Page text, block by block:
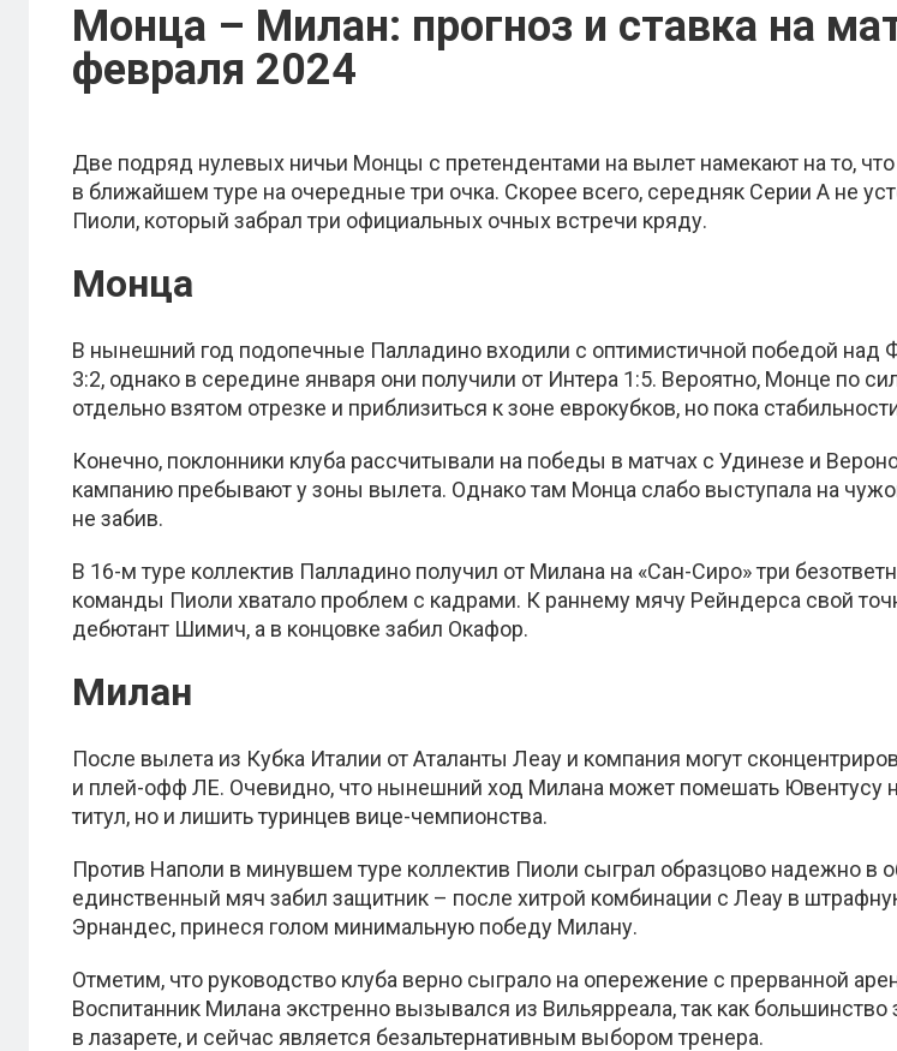
Монца – Милан: прогноз и ставка на
февраля 2024
Две подряд нулевых ничьи Монцы с претендентами на вылет намекают на то,
в ближайшем туре на очередные три очка. Скорее всего, середняк Серии А не
Пиоли, который забрал три официальных очных встречи кряду.
Монца
В нынешний год подопечные Палладино входили с оптимистичной победой над
3:2, однако в середине января они получили от Интера 1:5. Вероятно, Монце по
отдельно взятом отрезке и приблизиться к зоне еврокубков, но пока
Конечно, поклонники клуба рассчитывали на победы в матчах с Удинезе и
кампанию пребывают у зоны вылета. Однако там Монца слабо выступала на
не забив.
В 16-м туре коллектив Палладино получил от Милана на «Сан-Сиро» три
команды Пиоли хватало проблем с кадрами. К раннему мячу Рейндерса свой
дебютант Шимич, а в концовке забил Окафор.
Милан
После вылета из Кубка Италии от Аталанты Леау и компания могут
и плей-офф ЛЕ. Очевидно, что нынешний ход Милана может помешать Ювентусу
титул, но и лишить туринцев вице-чемпионства.
Против Наполи в минувшем туре коллектив Пиоли сыграл образцово надежно в
единственный мяч забил защитник – после хитрой комбинации с Леау в
Эрнандес, принеся голом минимальную победу Милану.
Отметим, что руководство клуба верно сыграло на опережение с прерванной
Воспитанник Милана экстренно вызывался из Вильярреала, так как
в лазарете, и сейчас является безальтернативным выбором тренера.